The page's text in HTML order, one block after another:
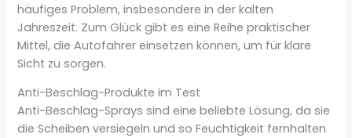
häufiges Problem, insbesondere in der kalten
Jahreszeit. Zum Glück gibt es eine Reihe praktischer
Mittel, die Autofahrer einsetzen können, um für klare
Sicht zu sorgen.
Anti-Beschlag-Produkte im Test
Anti-Beschlag-Sprays sind eine beliebte Lösung, da sie
die Scheiben versiegeln und so Feuchtigkeit fernhalten